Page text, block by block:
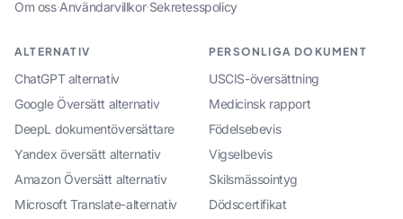
Om oss·Användarvillkor·Sekretesspolicy
ALTERNATIV
ChatGPT alternativ
Google Översätt alternativ
DeepL dokumentöversättare
Yandex översätt alternativ
Amazon Översätt alternativ
Microsoft Translate-alternativ
PERSONLIGA DOKUMENT
USCIS-översättning
Medicinsk rapport
Födelsebevis
Vigselbevis
Skilsmässointyg
Dödscertifikat